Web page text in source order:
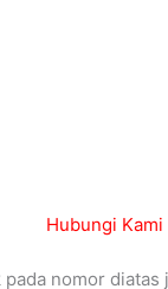
Hubungi
pada nomor